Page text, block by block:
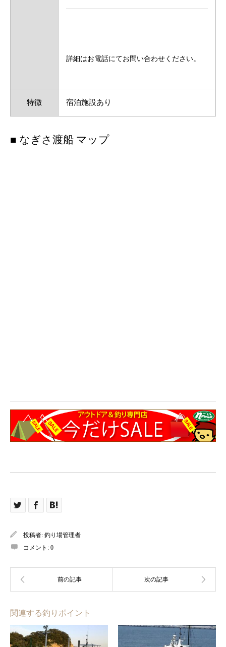
詳細はお電話にてお問い合わせください。
特徴 宿泊施設あり
■ なぎさ渡船 マップ
投稿者: 釣り場管理者
コメント: 0
関連する釣りポイント